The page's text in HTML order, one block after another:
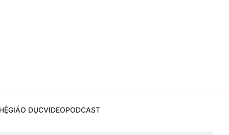
GIÁO DỤCVIDEOPODCAST